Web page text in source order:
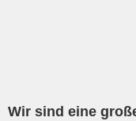
Wir sind eine